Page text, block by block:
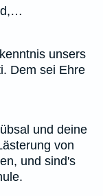
unsers
Dem sei Ehre
und deine
von
und sind's